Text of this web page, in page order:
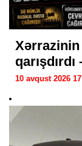
Xərrazinin
10 avqust 2026